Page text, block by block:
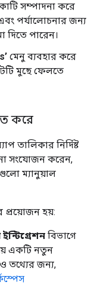
সম্পাদনা করে
পর্যালোচনার জন্য
পারেন।
মেনু ব্যবহার করে
মুছে ফেলতে
করে
তালিকার নির্দিষ্ট
সংযোজন করেন,
ম্যানুয়াল
প্রয়োজন হয়:
বিভাগে
একটি নতুন
তথ্যের জন্য,